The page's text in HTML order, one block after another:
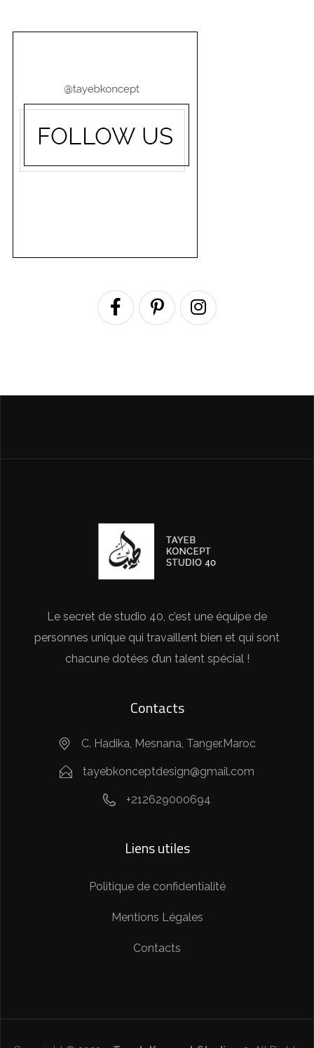
Le secret de studio 40, c’est une équipe de
personnes unique qui travaillent bien et qui sont
chacune dotées d’un talent spécial !
Contacts
C. Hadika, Mesnana, Tanger.Maroc
tayebkonceptdesign@gmail.com
+212629000694
Liens utiles
Politique de confidentialité
Mentions Légales
Contacts